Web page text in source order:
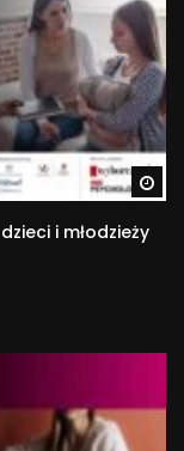
i młodzieży